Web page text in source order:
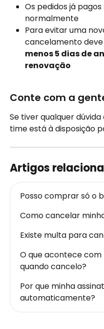
Os pedidos já
normalmente
Para evitar uma
cancelamento
menos 5 dias de
renovação
Conte com a
Se tiver qualquer
time está à disposição
Artigos
Posso comprar só o
Como cancelar
Existe multa para
O que acontece
quando cancelo?
Por que minha
automaticamente?